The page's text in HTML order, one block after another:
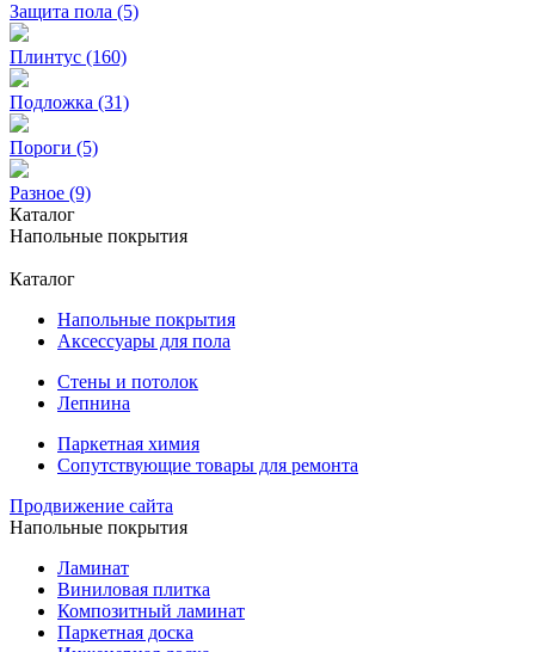
Защита пола (5)
Плинтус (160)
Подложка (31)
Пороги (5)
Разное (9)
Каталог
Напольные покрытия
Каталог
Напольные покрытия
Аксессуары для пола
Стены и потолок
Лепнина
Паркетная химия
Сопутствующие товары для ремонта
Продвижение сайта
Напольные покрытия
Ламинат
Виниловая плитка
Композитный ламинат
Паркетная доска